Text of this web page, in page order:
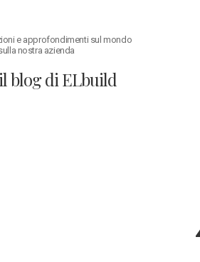
e approfondimenti sul mondo
nostra azienda
blog di ELbuild